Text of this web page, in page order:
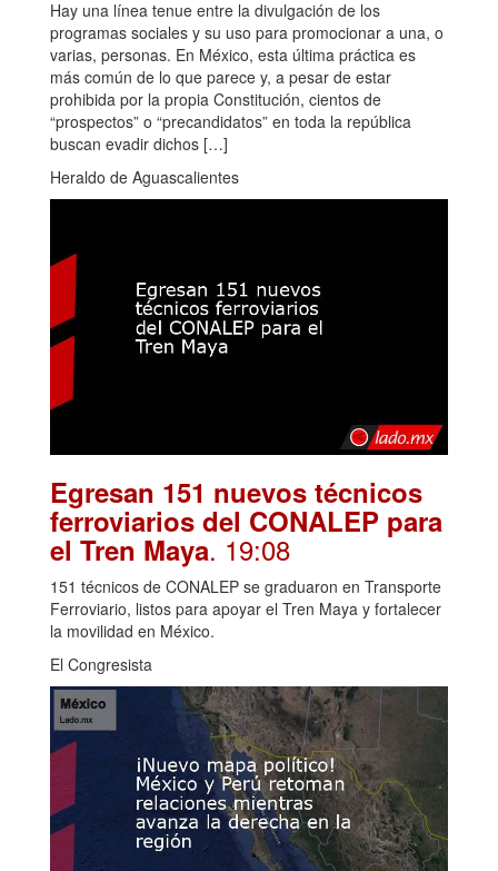
Hay una línea tenue entre la divulgación de los
programas sociales y su uso para promocionar a una, o
varias, personas. En México, esta última práctica es
más común de lo que parece y, a pesar de estar
prohibida por la propia Constitución, cientos de
“prospectos” o “precandidatos” en toda la república
buscan evadir dichos […]
Heraldo de Aguascalientes
Egresan 151 nuevos técnicos
ferroviarios del CONALEP para
el Tren Maya. 19:08
151 técnicos de CONALEP se graduaron en Transporte
Ferroviario, listos para apoyar el Tren Maya y fortalecer
la movilidad en México.
El Congresista